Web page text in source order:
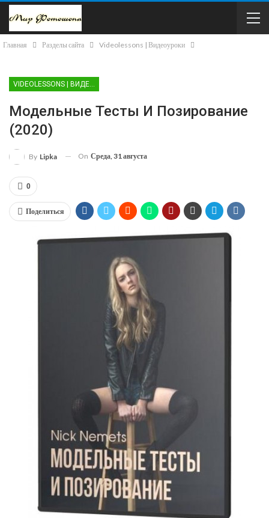
Главная Разделы сайта Videolessons | Видеоуроки
Модельные Тесты И Позирование
(2020)
By Lipka On Среда, 31 августа
0
Поделиться